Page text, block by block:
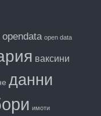
opendata open data
ваксини
данни
имоти